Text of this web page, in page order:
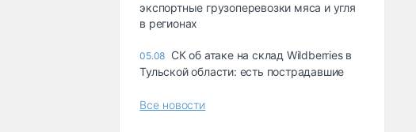
экспортные грузоперевозки мяса и угля
в регионах
05.08 СК об атаке на склад Wildberries в
Тульской области: есть пострадавшие
Все новости